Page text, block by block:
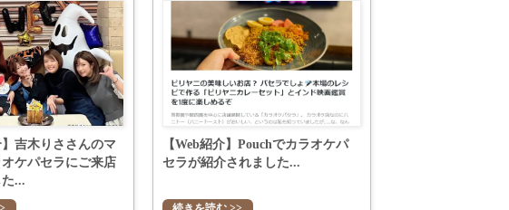
】吉木りささんのマ
ケパセラにご来店
...
【Web紹介】Pouchでカラオケパ
セラが紹介されました...